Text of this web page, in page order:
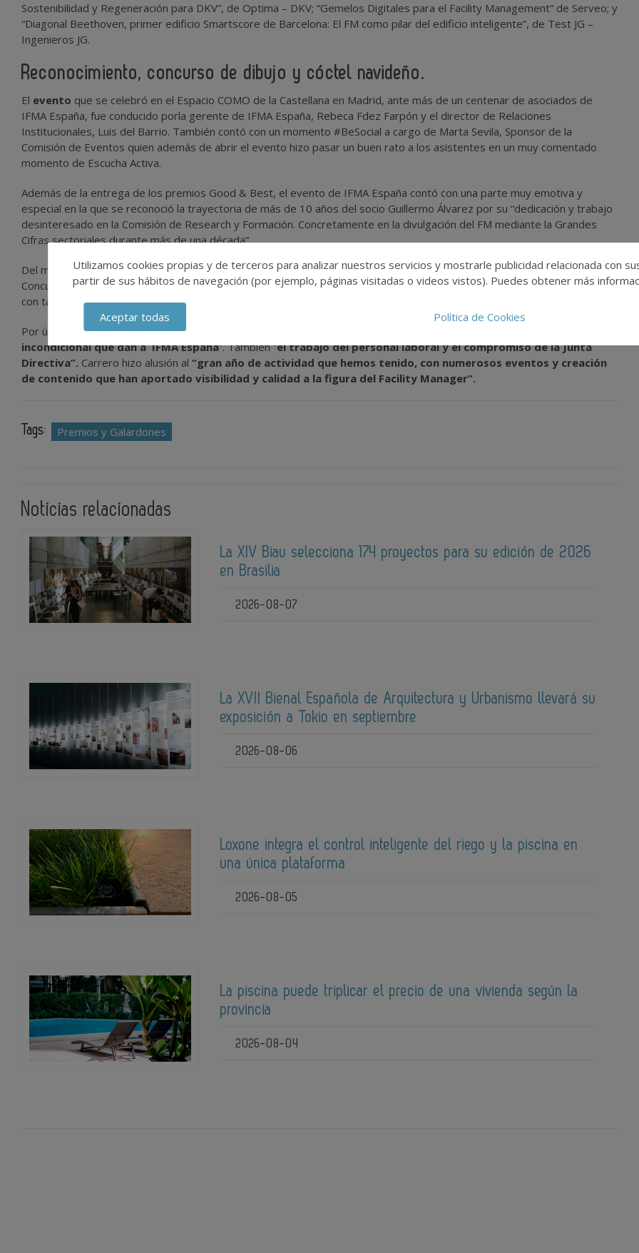
Sostenibilidad y Regeneración para DKV”, de Optima – DKV; “Gemelos Digitales para el Facility Management” de Serveo; y
“Diagonal Beethoven, primer edificio Smartscore de Barcelona: El FM como pilar del edificio inteligente”, de Test JG –
Ingenieros JG.
Reconocimiento, concurso de dibujo y cóctel navideño.
El evento que se celebró en el Espacio COMO de la Castellana en Madrid, ante más de un centenar de asociados de
IFMA España, fue conducido porla gerente de IFMA España, Rebeca Fdez Farpón y el director de Relaciones
Institucionales, Luis del Barrio. También contó con un momento #BeSocial a cargo de Marta Sevila, Sponsor de la
Comisión de Eventos quien además de abrir el evento hizo pasar un buen rato a los asistentes en un muy comentado
momento de Escucha Activa.
Además de la entrega de los premios Good & Best, el evento de IFMA España contó con una parte muy emotiva y
especial en la que se reconoció la trayectoria de más de 10 años del socio Guillermo Álvarez por su “dedicación y trabajo
desinteresado en la Comisión de Research y Formación. Concretamente en la divulgación del FM mediante la Grandes
Cifras sectoriales durante más de una década”.
Del mismo modo y como en anteriores ediciones, se dieron los nombres de los participantes y ganadores en el IV
Concurso “Mejor Dibujo Navideño” 2023 de IFMA España, recibiendo un regalo todos ellos. El dibujo ganador, de Martín y
con tan sólo 5 años, será la postal navideña para este año de IFMA España.
Por último, se celebró el coctel navideño y donde
incondicional que dan a IFMA España”. También “el trabajo del personal laboral y el compromiso de la Junta
Directiva”. Carrero hizo alusión al “gran año de actividad que hemos tenido, con numerosos eventos y creación
de contenido que han aportado visibilidad y calidad a la figura del Facility Manager”.
Tags: Premios y Galardones
Noticias relacionadas
La XIV Biau selecciona 174 proyectos para su edición de 2026
en Brasilia
2026-08-07
La XVII Bienal Española de Arquitectura y Urbanismo llevará su
exposición a Tokio en septiembre
2026-08-06
Loxone integra el control inteligente del riego y la piscina en
una única plataforma
2026-08-05
La piscina puede triplicar el precio de una vivienda según la
provincia
2026-08-04
Utilizamos cookies propias y de terceros para analizar nuestros servicios y mostrarle publicidad relacionada con
partir de sus hábitos de navegación (por ejemplo, páginas visitadas o videos vistos). Puedes obtener más
Aceptar todas Política de Cookies